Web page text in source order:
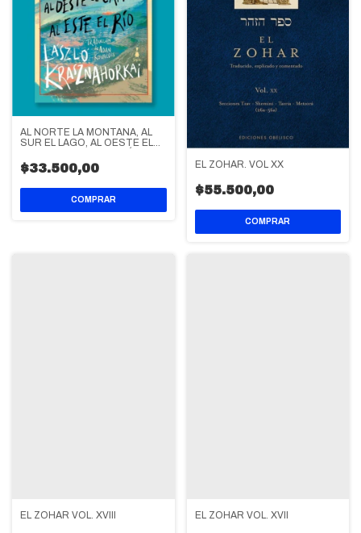
AL NORTE LA MONTAÑA, AL
SUR EL LAGO, AL OESTE EL
$33.500,00 EL ZOHAR. VOL XX
$55.500,00
EL ZOHAR VOL. XVIII EL ZOHAR VOL. XVII